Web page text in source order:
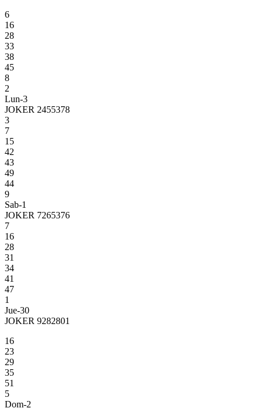
6
16
28
33
38
45
8
2
Lun-3
JOKER 2455378
3
7
15
42
43
49
44
9
Sab-1
JOKER 7265376
7
16
28
31
34
41
47
1
Jue-30
JOKER 9282801
16
23
29
35
51
5
Dom-2